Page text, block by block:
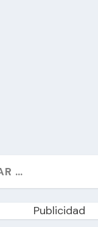
Publicidad